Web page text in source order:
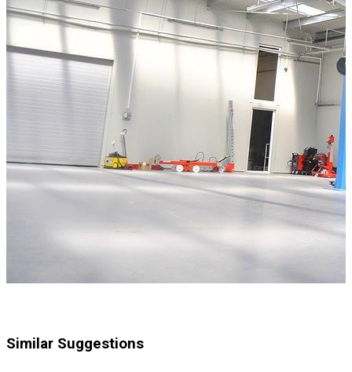
Similar Suggestions